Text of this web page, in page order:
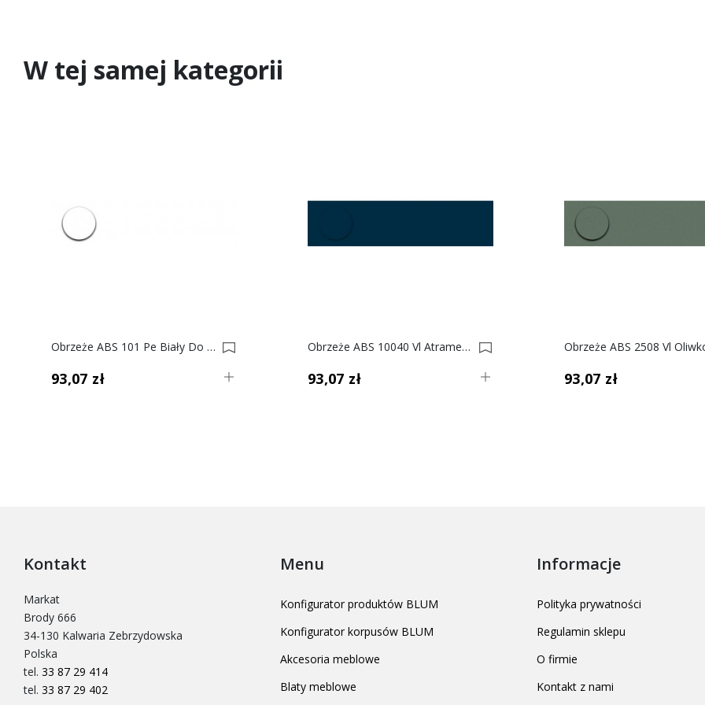
W tej samej kategorii
Obrzeże ABS 101 Pe Biały Do Płyty SWISS KRONO 0002333-0003449
93,07 zł
Obrzeże ABS 10040 Vl Atramentowy Do Płyty SWISS KRONO 0022967-0023221
93,07 zł 93,07 zł
Kontakt
Markat
Brody 666
34-130 Kalwaria Zebrzydowska
Polska
tel. 33 87 29 414
tel. 33 87 29 402
Menu
Konfigurator produktów BLUM
Konfigurator korpusów BLUM
Akcesoria meblowe
Blaty meblowe
Informacje
Polityka prywatności
Regulamin sklepu
O firmie
Kontakt z nami